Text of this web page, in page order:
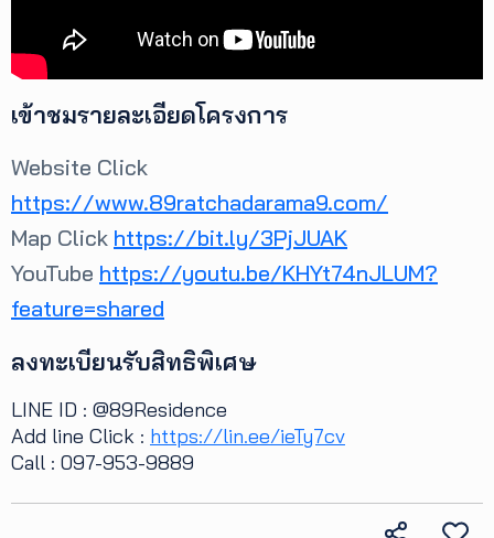
เข้าชมรายละเอียดโครงการ
Website Click
https://www.89ratchadarama9.com/
Map Click https://bit.ly/3PjJUAK
YouTube https://youtu.be/KHYt74nJLUM?
feature=shared
ลงทะเบียนรับสิทธิพิเศษ
LINE ID : @89Residence
Add line Click : https://lin.ee/ieTy7cv
Call : 097-953-9889